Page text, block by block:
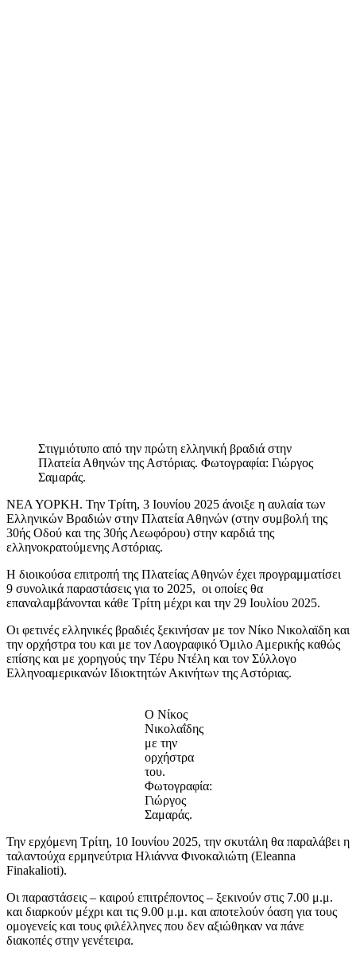
Στιγμιότυπο από την πρώτη ελληνική βραδιά στην
Πλατεία Αθηνών της Αστόριας. Φωτογραφία: Γιώργος
Σαμαράς.
ΝΕΑ ΥΟΡΚΗ. Την Τρίτη, 3 Ιουνίου 2025 άνοιξε η αυλαία των
Ελληνικών Βραδιών στην Πλατεία Αθηνών (στην συμβολή της
30ής Οδού και της 30ής Λεωφόρου) στην καρδιά της
ελληνοκρατούμενης Αστόριας.
Η διοικούσα επιτροπή της Πλατείας Αθηνών έχει προγραμματίσει
9 συνολικά παραστάσεις για το 2025, οι οποίες θα
επαναλαμβάνονται κάθε Τρίτη μέχρι και την 29 Ιουλίου 2025.
Οι φετινές ελληνικές βραδιές ξεκινήσαν με τον Νίκο Νικολαϊδη και
την ορχήστρα του και με τον Λαογραφικό Όμιλο Αμερικής καθώς
επίσης και με χορηγούς την Τέρυ Ντέλη και τον Σύλλογο
Ελληνοαμερικανών Ιδιοκτητών Ακινήτων της Αστόριας.
Ο Νίκος
Νικολαΐδης
με την
ορχήστρα
του.
Φωτογραφία:
Γιώργος
Σαμαράς.
Την ερχόμενη Τρίτη, 10 Ιουνίου 2025, την σκυτάλη θα παραλάβει η
ταλαντούχα ερμηνεύτρια Ηλιάννα Φινοκαλιώτη (Eleanna
Finakalioti).
Οι παραστάσεις – καιρού επιτρέποντος – ξεκινούν στις 7.00 μ.μ.
και διαρκούν μέχρι και τις 9.00 μ.μ. και αποτελούν όαση για τους
ομογενείς και τους φιλέλληνες που δεν αξιώθηκαν να πάνε
διακοπές στην γενέτειρα.